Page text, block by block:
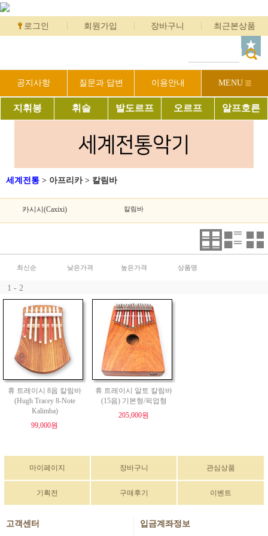
로그인 회원가입 장바구니 최근본상품
공지사항 질문과 답변 이용안내 MENU
지휘봉 휘슬 발도르프 오르프 알프호른
세계전통 > 아프리카> 칼림바
카시시(Caxixi) 칼림바
최신순 낮은가격 높은가격 상품명
1 - 2
휴 트레이시 8음 칼림바
(Hugh Tracey 8-Note
Kalimba)
99,000원
휴 트레이시 알토 칼림바
(15음) 기본형/픽업형
205,000원
마이페이지 장바구니 관심상품
기획전 구매후기 이벤트
고객센터 입금계좌정보